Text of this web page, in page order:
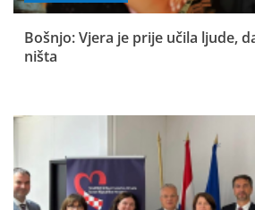
Bošnjo: Vjera je prije učila ljude,
ništa